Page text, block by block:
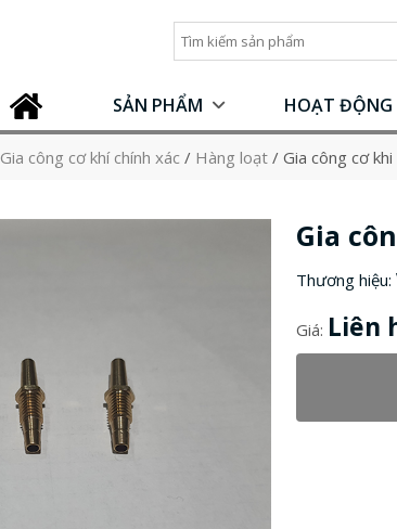
SẢN PHẨM HOẠT ĐỘNG
Gia công cơ khí chính xác / Hàng loạt / Gia công cơ
Gia
Thương hiệu:
Giá: Liên